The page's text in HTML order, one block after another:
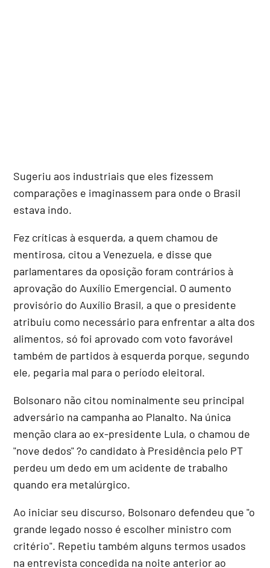
Sugeriu aos industriais que eles fizessem
comparações e imaginassem para onde o Brasil
estava indo.
Fez críticas à esquerda, a quem chamou de
mentirosa, citou a Venezuela, e disse que
parlamentares da oposição foram contrários à
aprovação do Auxílio Emergencial. O aumento
provisório do Auxílio Brasil, a que o presidente
atribuiu como necessário para enfrentar a alta dos
alimentos, só foi aprovado com voto favorável
também de partidos à esquerda porque, segundo
ele, pegaria mal para o período eleitoral.
Bolsonaro não citou nominalmente seu principal
adversário na campanha ao Planalto. Na única
menção clara ao ex-presidente Lula, o chamou de
"nove dedos" ?o candidato à Presidência pelo PT
perdeu um dedo em um acidente de trabalho
quando era metalúrgico.
Ao iniciar seu discurso, Bolsonaro defendeu que "o
grande legado nosso é escolher ministro com
critério". Repetiu também alguns termos usados
na entrevista concedida na noite anterior ao